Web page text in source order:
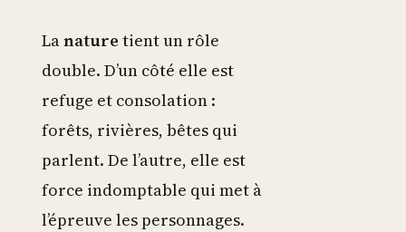
Lanature tient un rôle
double. D’un côté elle est
refuge et consolation :
forêts, rivières, bêtes qui
parlent. De l’autre, elle est
force indomptable qui met à
l’épreuve les personnages.